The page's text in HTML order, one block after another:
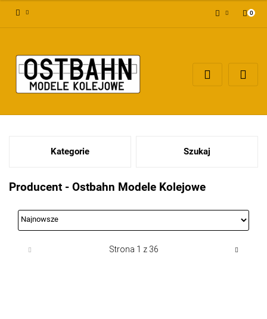
Dodaj zgłoszenie
0
Kategorie Szukaj
Producent - Ostbahn Modele Kolejowe